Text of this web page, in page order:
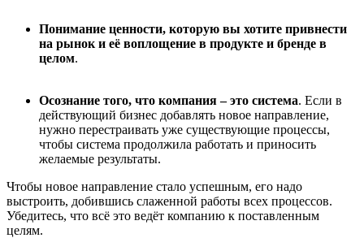
Понимание ценности, которую вы хотите привнести
на рынок и её воплощение в продукте и бренде в
целом.
Осознание того, что компания – это система. Если в
действующий бизнес добавлять новое направление,
нужно перестраивать уже существующие процессы,
чтобы система продолжила работать и приносить
желаемые результаты.
Чтобы новое направление стало успешным, его надо
выстроить, добившись слаженной работы всех процессов.
Убедитесь, что всё это ведёт компанию к поставленным
целям.